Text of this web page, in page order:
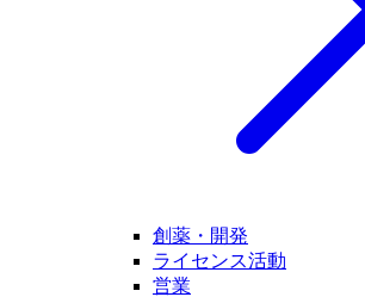
創薬・開発
ライセンス活動
営業